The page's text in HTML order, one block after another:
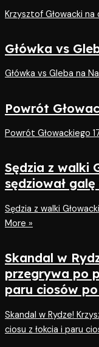
Krzysztof Głowacki na
Główka vs
Główka vs Gleba na
Powrót
Powrót Głowackiego
Sędzia z walki
sędziował galę
Sędzia z walki
More »
Skandal w
przegrywa po
paru ciosów
Skandal w Rydze!
ciosu z łokcia i paru